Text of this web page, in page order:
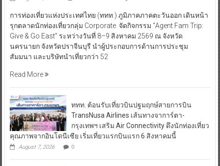
การท่องเที่ยวแห่งประเทศไทย (ททท.) ภูมิภาคภาคตะวันออก เดินหน้า
รุกตลาดนักท่องเที่ยวกลุ่ม Corporate จัดกิจกรรม “Agent Fam Trip:
Give & Go East” ระหว่างวันที่ 8–9 สิงหาคม 2569 ณ จังหวัด
นครนายก จังหวัดปราจีนบุรี นำผู้ประกอบการด้านการประชุม
สัมมนา และบริษัทนำเที่ยวกว่า 52
Read More
ททท. ต้อนรับเที่ยวบินปฐมฤกษ์สายการบิน
TransNusa Airlines เส้นทางจาการ์ตา-
กรุงเทพฯ เสริม Air Connectivity ดึงนักท่องเที่ยว
คุณภาพจากอินโดนีเซีย เริ่มเที่ยวแรกบินแรก 6 สิงหาคมนี้
August 7, 2026 0